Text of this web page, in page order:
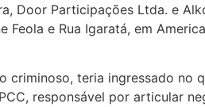
Door Participações Ltda. e
e Rua Igaratá, em
criminoso, teria ingressado no
responsável por articular